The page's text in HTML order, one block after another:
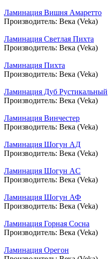
Ламинация Вишня Амаретто
Производитель: Века (Veka)
Ламинация Светлая Пихта
Производитель: Века (Veka)
Ламинация Пихта
Производитель: Века (Veka)
Ламинация Дуб Рустикальный
Производитель: Века (Veka)
Ламинация Винчестер
Производитель: Века (Veka)
Ламинация Шогун АД
Производитель: Века (Veka)
Ламинация Шогун АC
Производитель: Века (Veka)
Ламинация Шогун АФ
Производитель: Века (Veka)
Ламинация Горная Сосна
Производитель: Века (Veka)
Ламинация Орегон